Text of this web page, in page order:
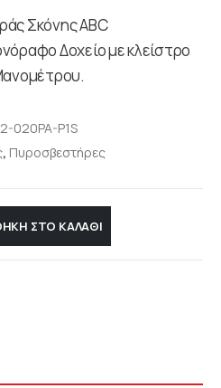
Σκόνης ABC
Δοχείο με κλείστρο
020PA-P1S
, Πυροσβεστήρες
ΣΤΟ ΚΑΛΆΘΙ